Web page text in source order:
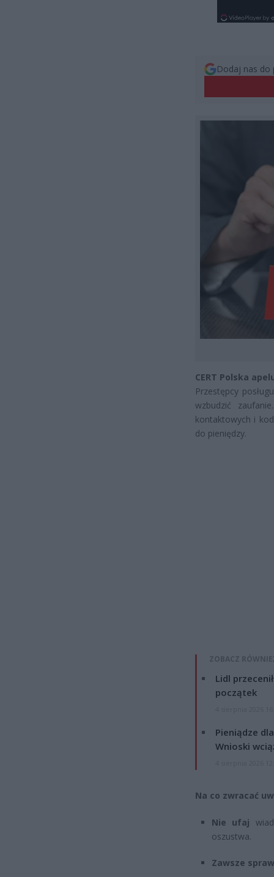
Dodaj nas do
CERT Polska
Przestępcy
wzbudzić
kontaktowych i
do pieniędzy.
ZOBACZ
Lidl
początek
Pieniądze
Wnioski
Na co zwracać
Nie ufaj
oszustwa.
Zawsze